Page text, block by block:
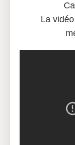
La